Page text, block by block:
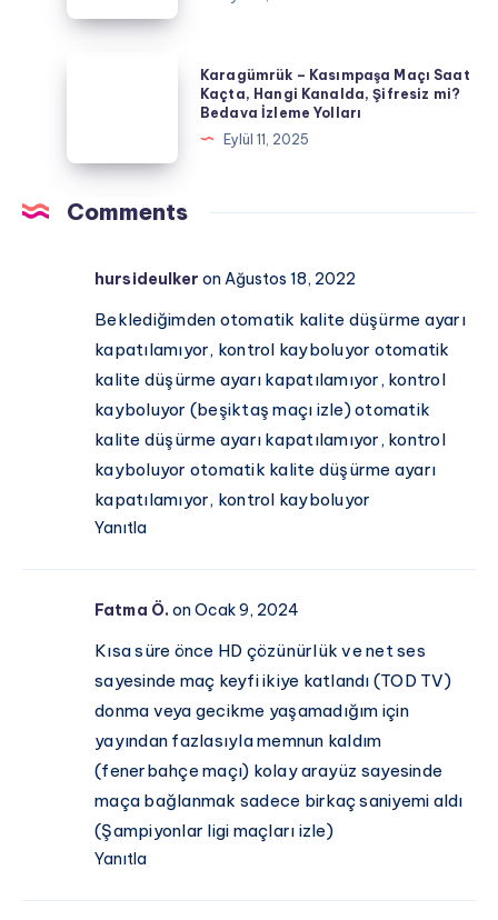
Dolu
Saat
mi?
İzleme
Saat
Kaçta,
Şifresiz
Bedava
İzleme
Karagümrük – Kasımpaşa Maçı Saat
Kaçta, Hangi Kanalda, Şifresiz mi?
Bedava İzleme Yolları
Eylül 11, 2025
Comments
hursideulker on Ağustos 18, 2022
Beklediğimden otomatik kalite düşürme ayarı
kapatılamıyor, kontrol kayboluyor otomatik
kalite düşürme ayarı kapatılamıyor, kontrol
kayboluyor (beşiktaş maçı izle) otomatik
kalite düşürme ayarı kapatılamıyor, kontrol
kayboluyor otomatik kalite düşürme ayarı
kapatılamıyor, kontrol kayboluyor
Yanıtla
Fatma Ö. on Ocak 9, 2024
Kısa süre önce HD çözünürlük ve net ses
sayesinde maç keyfi ikiye katlandı (TOD TV)
donma veya gecikme yaşamadığım için
yayından fazlasıyla memnun kaldım
(fenerbahçe maçı) kolay arayüz sayesinde
maça bağlanmak sadece birkaç saniyemi aldı
(Şampiyonlar ligi maçları izle)
Yanıtla